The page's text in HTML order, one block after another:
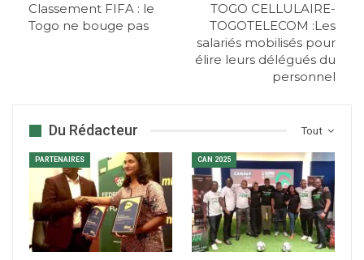
Classement FIFA : le
Togo ne bouge pas
TOGO CELLULAIRE-
TOGOTELECOM :Les
salariés mobilisés pour
élire leurs délégués du
personnel
Tout
Du Rédacteur
PARTENAIRES CAN 2025